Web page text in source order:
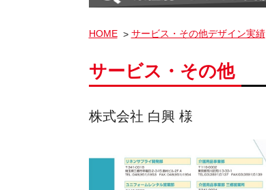
HOME サービス・その他デザイン実績
サービス・その他
株式会社 白興 様